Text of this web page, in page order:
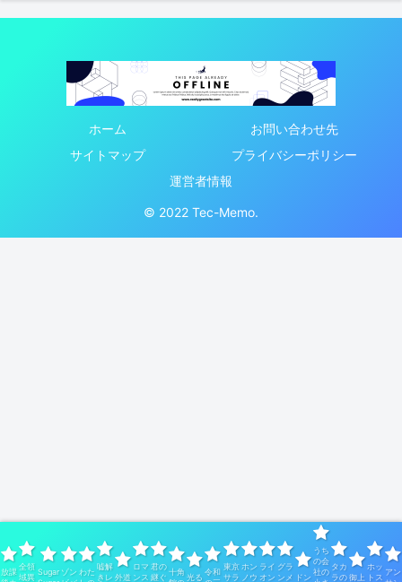
ホーム
お問い合わせ先
サイトマップ
プライバシーポリシー
運営者情報
© 2022 Tec-Memo.
放課
全領
域異
Sugar ゾン わた
嘘解
きレ 外道
ロマ
ンス
君の
継ぐ
十角
光る
令和
東京
サラ
ホン
ノウ
ライ
オン
グラ
ンメ
ドン
うち
の会
社の
タカ
ラの御上
ホッ
トス
アン